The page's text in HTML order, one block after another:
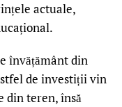
actuale,
învățământ din
de investiții vin
din teren, însă